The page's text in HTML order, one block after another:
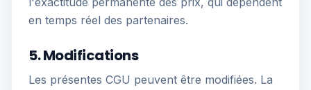
en temps réel des partenaires.
5. Modifications
Les présentes CGU peuvent être modifiées. La